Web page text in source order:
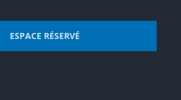
ESPACE RÉSERVÉ